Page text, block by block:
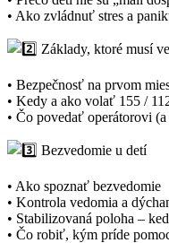
• Ako zvládnuť stres a
Základy, ktoré musí
• Bezpečnosť na prvom
• Kedy a ako volať 155 /
• Čo povedať operátorovi
Bezvedomie u detí
• Ako spoznať bezvedomie
• Kontrola vedomia a
• Stabilizovaná poloha –
• Čo robiť, kým príde